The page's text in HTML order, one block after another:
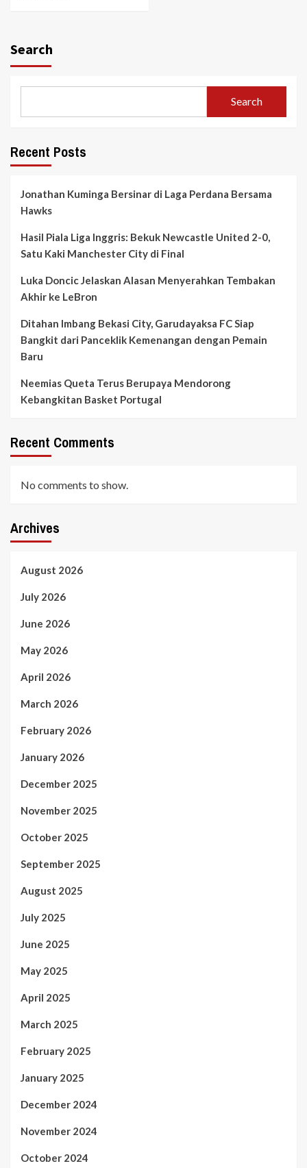
Search
Search
Recent Posts
Jonathan Kuminga Bersinar di Laga Perdana Bersama
Hawks
Hasil Piala Liga Inggris: Bekuk Newcastle United 2-0,
Satu Kaki Manchester City di Final
Luka Doncic Jelaskan Alasan Menyerahkan Tembakan
Akhir ke LeBron
Ditahan Imbang Bekasi City, Garudayaksa FC Siap
Bangkit dari Panceklik Kemenangan dengan Pemain
Baru
Neemias Queta Terus Berupaya Mendorong
Kebangkitan Basket Portugal
Recent Comments
No comments to show.
Archives
August 2026
July 2026
June 2026
May 2026
April 2026
March 2026
February 2026
January 2026
December 2025
November 2025
October 2025
September 2025
August 2025
July 2025
June 2025
May 2025
April 2025
March 2025
February 2025
January 2025
December 2024
November 2024
October 2024